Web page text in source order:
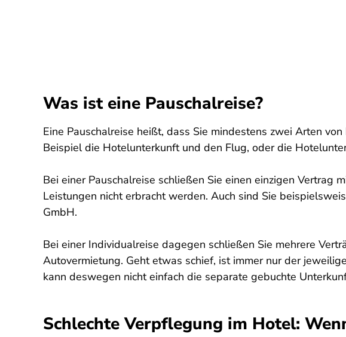
Was ist eine Pauschalreise?
Eine Pauschalreise heißt, dass Sie mindestens zwei Arten
Beispiel die Hotelunterkunft und den Flug, oder die
Bei einer Pauschalreise schließen Sie einen einzigen
Leistungen nicht erbracht werden. Auch sind Sie
GmbH.
Bei einer Individualreise dagegen schließen Sie mehrere
Autovermietung. Geht etwas schief, ist immer nur der
kann deswegen nicht einfach die separate gebuchte
Schlechte Verpflegung im Hotel: